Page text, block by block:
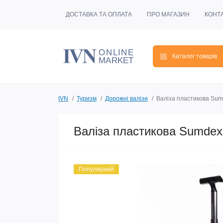
ДОСТАВКА ТА ОПЛАТА ПРО МАГАЗИН
Каталог товарів
IVN Туризм Дорожні валізи Валіза пластикова
Валіза пластикова
Популярний